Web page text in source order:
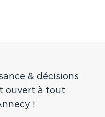
& décisions
ouvert à tout
!